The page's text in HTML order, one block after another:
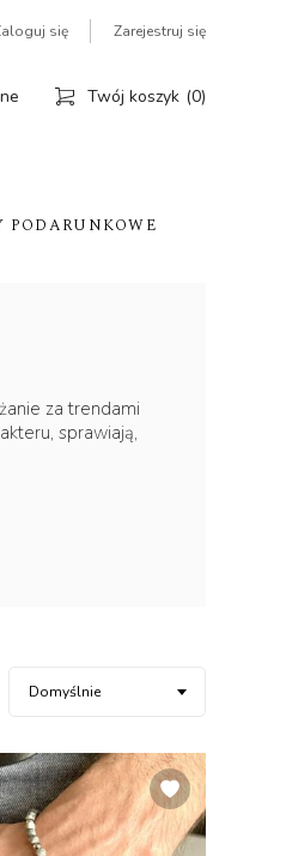
się Zarejestruj się
Twój koszyk 0
PODARUNKOWE
za trendami
sprawiają,
Domyślnie